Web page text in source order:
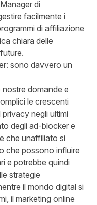
di
facilmente i
di affiliazione
chiara delle
sono davvero un
domande e
le crescenti
negli ultimi
degli ad-blocker e
che unaffiliato si
che possono influire
e potrebbe quindi
strategie
il mondo digital si
il marketing online